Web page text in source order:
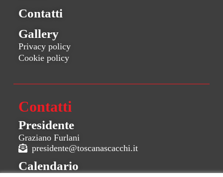
Contatti
Gallery
Privacy policy
Cookie policy
Contatti
Presidente
Graziano Furlani
presidente@toscanascacchi.it
Calendario